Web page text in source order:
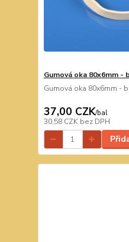
Gumová oka 80x6mm -
Gumová oka 80x6mm -
37,00 CZK/bal
30,58 CZK bez DPH